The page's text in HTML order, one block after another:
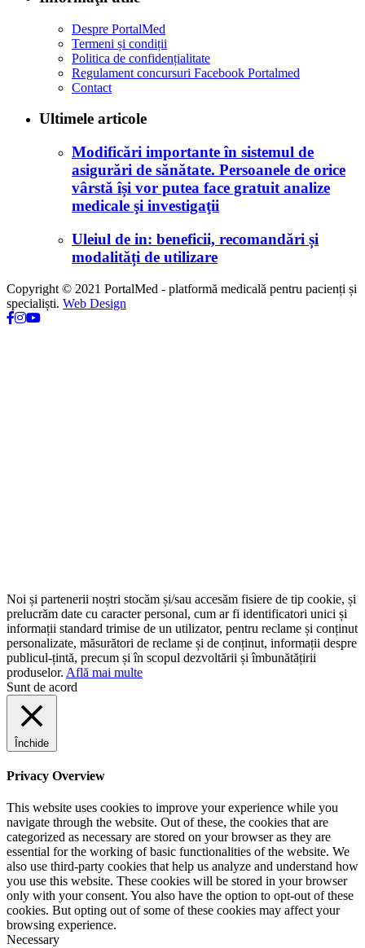
Despre PortalMed
Termeni și condiții
Politica de confidențialitate
Regulament concursuri Facebook Portalmed
Contact
Ultimele articole
Modificări importante în sistemul de
asigurări de sănătate. Persoanele de orice
vârstă își vor putea face gratuit analize
medicale şi investigaţii
Uleiul de in: beneficii, recomandări și
modalități de utilizare
Copyright © 2021 PortalMed - platformă medicală pentru pacienți și
specialiști. Web Design
Noi și partenerii noștri stocăm și/sau accesăm fisiere de tip cookie, și
prelucrăm date cu caracter personal, cum ar fi identificatori unici și
informații standard trimise de un utilizator, pentru reclame și conținut
personalizate, măsurători de reclame și de conținut, informații despre
publicul-țintă, precum și în scopul dezvoltării și îmbunătățirii
produselor. Află mai multe
Sunt de acord
Închide
Privacy Overview
This website uses cookies to improve your experience while you
navigate through the website. Out of these, the cookies that are
categorized as necessary are stored on your browser as they are
essential for the working of basic functionalities of the website. We
also use third-party cookies that help us analyze and understand how
you use this website. These cookies will be stored in your browser
only with your consent. You also have the option to opt-out of these
cookies. But opting out of some of these cookies may affect your
browsing experience.
Necessary